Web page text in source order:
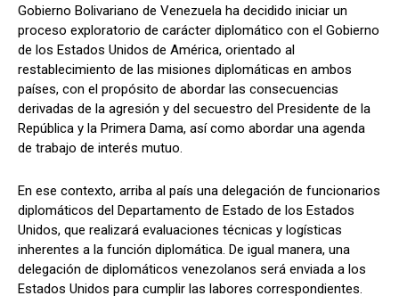
Gobierno Bolivariano de Venezuela ha decidido iniciar un
proceso exploratorio de carácter diplomático con el Gobierno
de los Estados Unidos de América, orientado al
restablecimiento de las misiones diplomáticas en ambos
países, con el propósito de abordar las consecuencias
derivadas de la agresión y del secuestro del Presidente de la
República y la Primera Dama, así como abordar una agenda
de trabajo de interés mutuo.
En ese contexto, arriba al país una delegación de funcionarios
diplomáticos del Departamento de Estado de los Estados
Unidos, que realizará evaluaciones técnicas y logísticas
inherentes a la función diplomática. De igual manera, una
delegación de diplomáticos venezolanos será enviada a los
Estados Unidos para cumplir las labores correspondientes.